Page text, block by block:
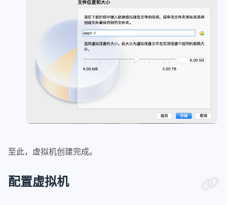
至此，虚拟机创建完成。
配置虚拟机